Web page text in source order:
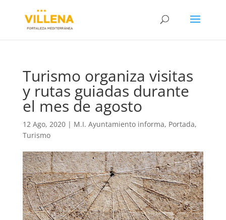
Turismo organiza visitas
y rutas guiadas durante
el mes de agosto
12 Ago, 2020| M.I. Ayuntamiento informa, Portada,
Turismo